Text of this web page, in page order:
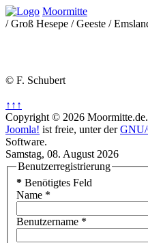
Moormitte
/ Groß Hesepe / Geeste /
© F. Schubert
↑↑↑
Copyright © 2026
Joomla! ist freie, unter der
Software.
Samstag, 08. August 2026
Benutzerregistrierung
* Benötigtes Feld
Name *
Benutzername *